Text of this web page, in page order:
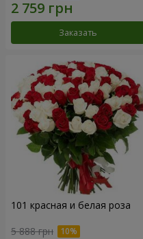
Заказать
101 красная и белая роза
5 888 грн